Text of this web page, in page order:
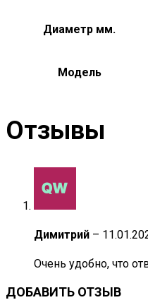
Диаметр мм.
Модель
Отзывы
Димитрий –
Очень удобно, что
ДОБАВИТЬ ОТЗЫВ